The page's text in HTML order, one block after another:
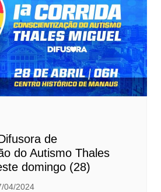
de
do Autismo Thales
domingo (28)
04/2024